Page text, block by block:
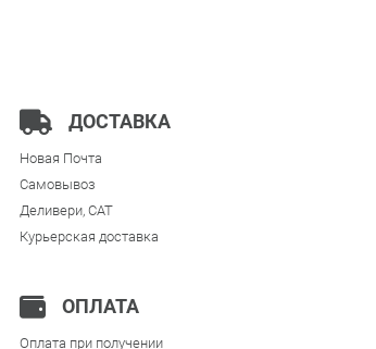
ДОСТАВКА
Новая Почта
Самовывоз
Деливери, CAT
Курьерская доставка
ОПЛАТА
Оплата при получении